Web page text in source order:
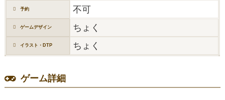
予約 不可
ゲームデザイン ちょく
イラスト・DTP ちょく
ゲーム詳細